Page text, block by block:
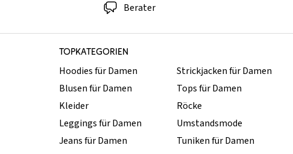
Berater
TOPKATEGORIEN
Hoodies für Damen
Blusen für Damen
Kleider
Leggings für Damen
Jeans für Damen
Strickjacken für Damen
Tops für Damen
Röcke
Umstandsmode
Tuniken für Damen